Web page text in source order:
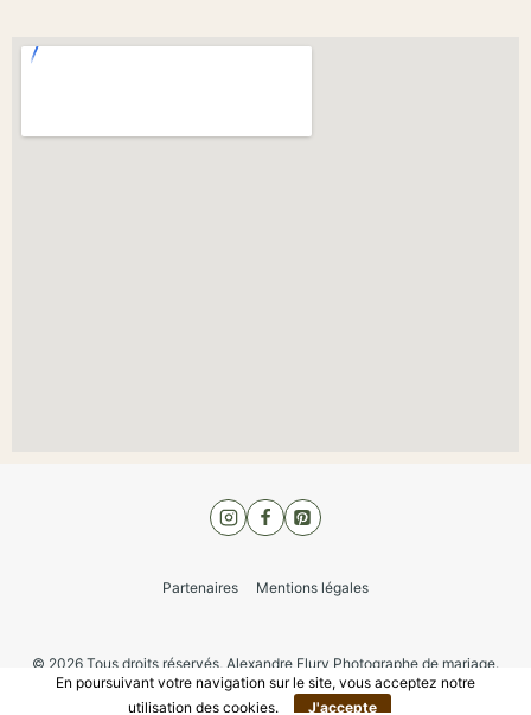
Partenaires Mentions légales
© 2026 Tous droits réservés, Alexandre Flury Photographe de mariage.
En poursuivant votre navigation sur le site, vous acceptez notre
utilisation des cookies.
J'accepte